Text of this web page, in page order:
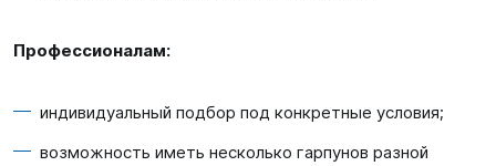
Профессионалам:
индивидуальный подбор под конкретные условия;
возможность иметь несколько гарпунов разной